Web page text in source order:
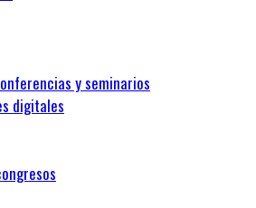
y seminarios
digitales